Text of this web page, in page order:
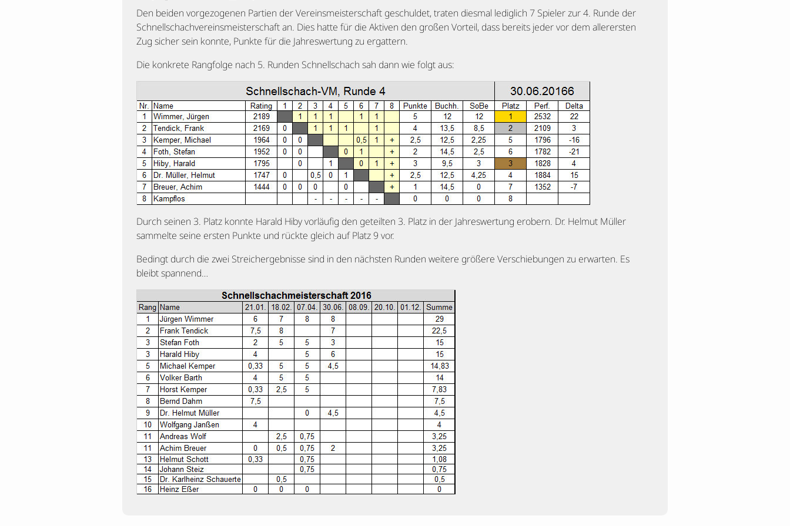
Den beiden vorgezogenen Partien der Vereinsmeisterschaft geschuldet, traten diesmal lediglich 7 Spieler zur 4. Runde der
Schnellschachvereinsmeisterschaft an. Dies hatte für die Aktiven den großen Vorteil, dass bereits jeder vor dem allerersten
Zug sicher sein konnte, Punkte für die Jahreswertung zu ergattern.
Die konkrete Rangfolge nach 5. Runden Schnellschach sah dann wie folgt aus:
Durch seinen 3. Platz konnte Harald Hiby vorläufig den geteilten 3. Platz in der Jahreswertung erobern. Dr. Helmut Müller
sammelte seine ersten Punkte und rückte gleich auf Platz 9 vor.
Bedingt durch die zwei Streichergebnisse sind in den nächsten Runden weitere größere Verschiebungen zu erwarten. Es
bleibt spannend…